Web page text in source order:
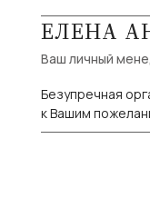
ЕЛЕНА
Ваш личный
Безупречная
к Вашим